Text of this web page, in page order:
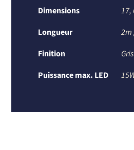
Dimensions 17,
Longueur
2m
Finition
Gris
Puissance max. LED